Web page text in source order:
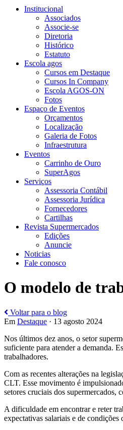
Institucional
Associados
Associe-se
Diretoria
Histórico
Estatuto
Escola agos
Cursos em Destaque
Cursos In Company
Escola AGOS-ON
Fotos
Espaço de Eventos
Orçamentos
Localização
Galeria de Fotos
Infraestrutura
Eventos
Carrinho de Ouro
SuperAgos
Serviços
Assessoria Contábil
Assessoria Jurídica
Fornecedores
Cartilhas
Revista Supermercados
Edições
Anuncie
Noticias
Fale conosco
O modelo de
Voltar para o blog
Em Destaque · 13 agosto 2024
Nos últimos dez anos, o setor
suficiente para atender a demanda.
trabalhadores.
Com as recentes alterações na
CLT. Esse movimento é
setores cruciais dos supermercados,
A dificuldade em encontrar e reter
expectativas salariais e de